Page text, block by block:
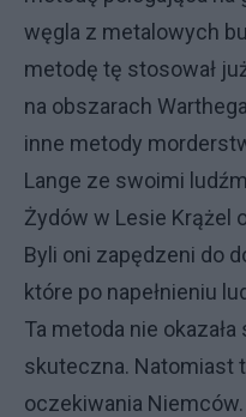
węgla z metalowych
metodę tę stosował
na obszarach
inne metody
Lange ze swoimi
Żydów w Lesie Krążel
Byli oni zapędzeni do
które po napełnieniu
Ta metoda nie
skuteczna. Natomiast
oczekiwania